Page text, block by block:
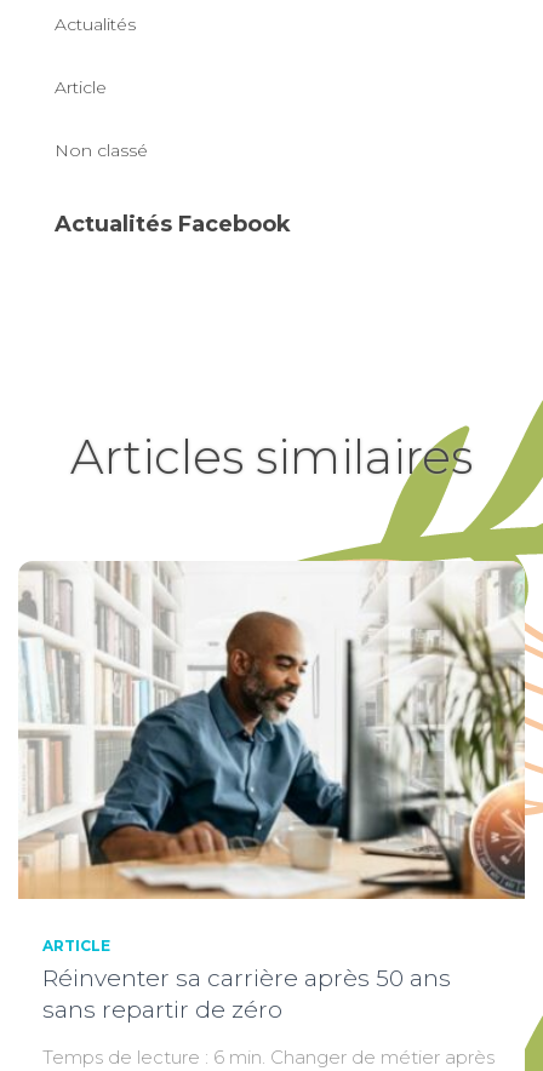
Actualités
Article
Non classé
Actualités Facebook
Articles similaires
ARTICLE
Réinventer sa carrière après 50 ans
sans repartir de zéro
Temps de lecture : 6 min. Changer de métier après